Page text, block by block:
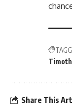
Share This